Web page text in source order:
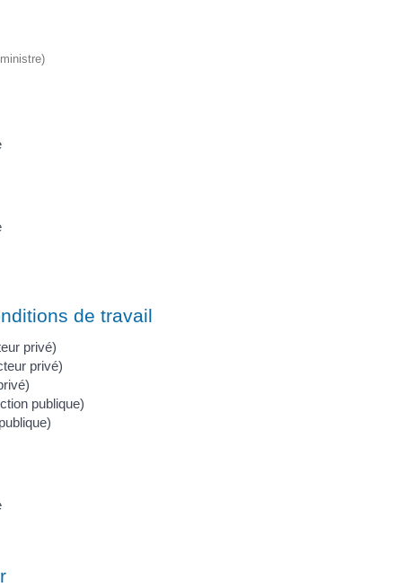
de travail
privé)
privé)
publique)